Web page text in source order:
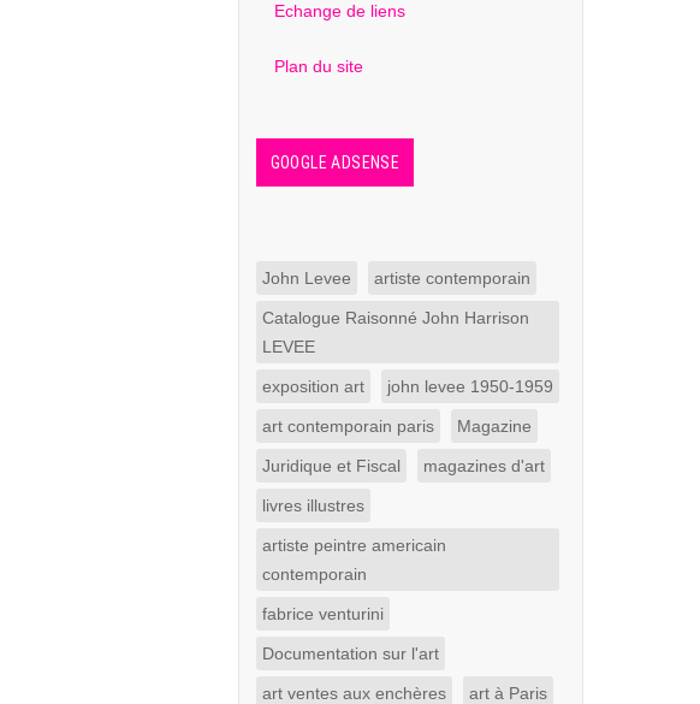
Echange de liens
Plan du site
GOOGLE ADSENSE
John Levee artiste contemporain
Catalogue Raisonné John Harrison
LEVEE
exposition art john levee 1950-1959
art contemporain paris Magazine
Juridique et Fiscal magazines d'art
livres illustres
artiste peintre americain
contemporain
fabrice venturini
Documentation sur l'art
art ventes aux enchères art à Paris